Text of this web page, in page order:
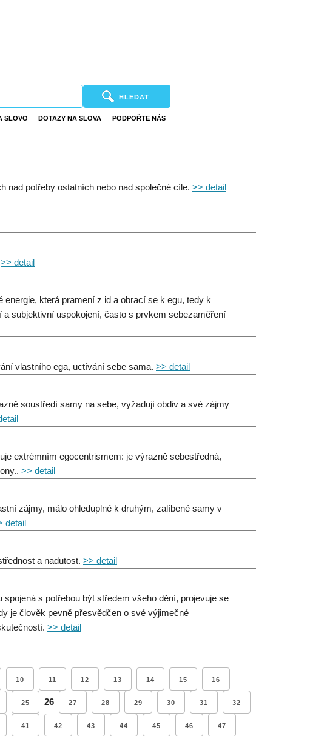
HLEDAT
SLOVO DOTAZY NA SLOVA PODPOŘTE NÁS
nad potřeby ostatních nebo nad společné cíle. >> detail
>> detail
která pramení z id a obrací se k egu, tedy k
subjektivní uspokojení, často s prvkem sebezaměření
vlastního ega, uctívání sebe sama. >> detail
soustředí samy na sebe, vyžadují obdiv a své zájmy
extrémním egocentrismem: je výrazně sebestředná,
>> detail
zájmy, málo ohleduplné k druhým, zalíbené samy v
detail
a nadutost. >> detail
s potřebou být středem všeho dění, projevuje se
je člověk pevně přesvědčen o své výjimečné
>> detail
10 11 12 13 14 15 16
25 26 27 28 29 30 31 32
41 42 43 44 45 46 47